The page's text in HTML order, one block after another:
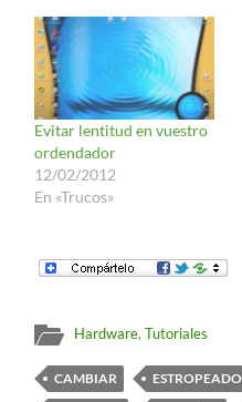
a ellos. Sobre la pantalla
no me voy a parar. Si
quereis…
Evitar lentitud en vuestro
ordendador
12/02/2012
En «Trucos»
Hardware,Tutoriales
CAMBIAR ESTROPEADO